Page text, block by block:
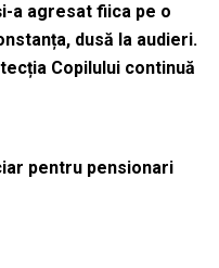
a agresat fiica pe o
dusă la audieri.
Copilului continuă
pentru pensionari